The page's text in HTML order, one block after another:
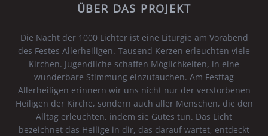
ÜBER DAS PROJEKT
Die Nacht der 1000 Lichter ist eine Liturgie am Vorabend
des Festes Allerheiligen. Tausend Kerzen erleuchten viele
Kirchen. Jugendliche schaffen Möglichkeiten, in eine
wunderbare Stimmung einzutauchen. Am Festtag
Allerheiligen erinnern wir uns nicht nur der verstorbenen
Heiligen der Kirche, sondern auch aller Menschen, die den
Alltag erleuchten, indem sie Gutes tun. Das Licht
bezeichnet das Heilige in dir, das darauf wartet, entdeckt